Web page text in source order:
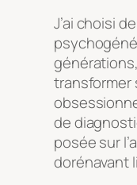
J’ai choisi
transformer
de
posée sur
dorénavant